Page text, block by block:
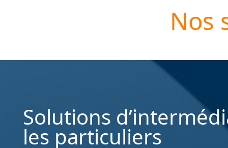
Nos
Solutions
les particuliers